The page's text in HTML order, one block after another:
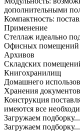
дополнительными
Компактность:
Применение
Стеллаж идеально
Офисных помещений
Архивов
Складских
Книгохранилищ
Домашнего
Хранения
Конструкция
имеются все
Загружаем подборку...
Загружаем подборку...